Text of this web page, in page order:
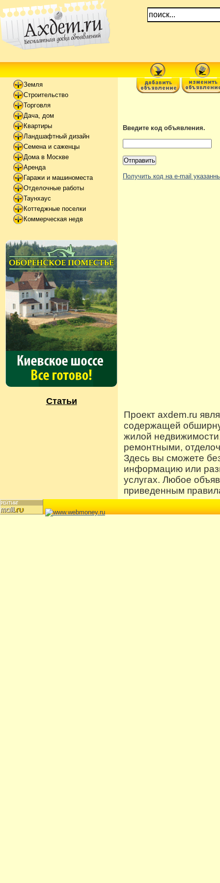
Земля
Строительство
Торговля
Дача, дом
Квартиры
Ландшафтный дизайн
Семена и саженцы
Дома в Москве
Аренда
Гаражи и машиноместа
Отделочные работы
Таунхаус
Коттеджные поселки
Коммерческая недв
Статьи
Введите код объявления.
Получить код на e-mail
Проект axdem.ru
содержащей
жилой
ремонтными,
Здесь вы сможете
информацию или
услугах. Любое
приведенным